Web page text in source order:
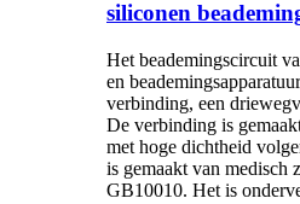
siliconen
Het beademingscircuit
en
verbinding, een
De verbinding is
met hoge dichtheid
is gemaakt van medisch
GB10010. Het is